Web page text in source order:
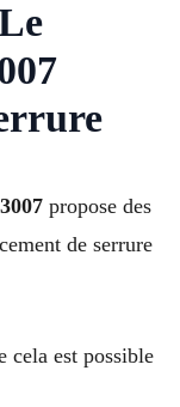
propose des
de serrure
cela est possible